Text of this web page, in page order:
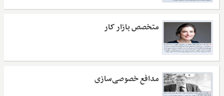
متخصص بازار کار
مدافع خصوصی‌سازی